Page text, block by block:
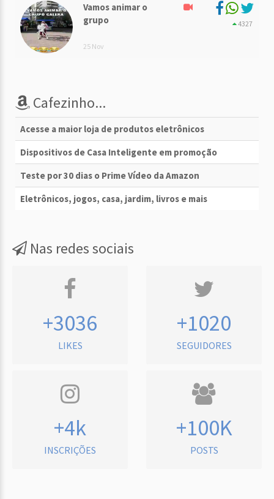
Vamos animar o
grupo
25 Nov
4327
Cafezinho...
Acesse a maior loja de produtos eletrônicos
Dispositivos de Casa Inteligente em promoção
Teste por 30 dias o Prime Vídeo da Amazon
Eletrônicos, jogos, casa, jardim, livros e mais
Nas redes sociais
+3036
LIKES
+1020
SEGUIDORES
+4k
INSCRIÇÕES
+100K
POSTS